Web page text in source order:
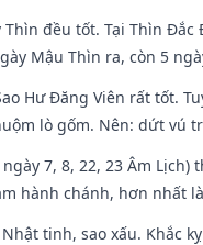
Thìn đều tốt. Tại Thìn
Mậu Thìn ra, còn 5
Hư Đăng Viên rất tốt.
lò gốm. Nên: dứt vú
7, 8, 22, 23 Âm Lịch)
hành chánh, hơn nhất
tinh, sao xấu. Khắc